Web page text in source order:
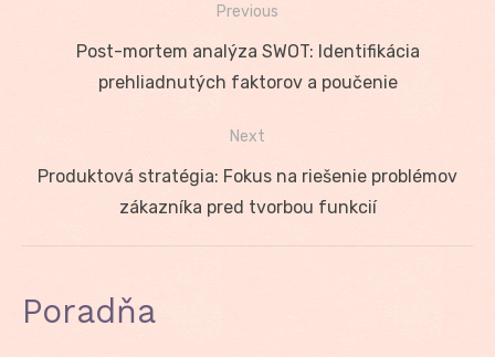
Navigácia
Previous
PreviousPost-mortem analýza SWOT: Identifikácia
prehliadnutých faktorov a poučenie
Next
Next
Produktová stratégia: Fokus na riešenie problémov
zákazníka pred tvorbou funkcií
Poradňa